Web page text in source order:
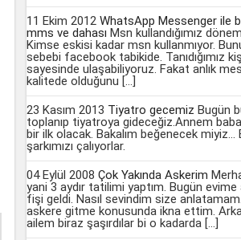
11 Ekim 2012 WhatsApp Messenger ile
mms ve dahası Msn kullandığımız
Kimse eskisi kadar msn kullanmıyor.
sebebi facebook tabikide. Tanıdığımız
sayesinde ulaşabiliyoruz. Fakat anlık
kalitede olduğunu […]
23 Kasım 2013 Tiyatro gecemiz Bugün
toplanıp tiyatroya gideceğiz.Annem
bir ilk olacak. Bakalım beğenecek miyiz...
şarkımızı çalıyorlar.
04 Eylül 2008 Çok Yakında Askerim
yani 3 aydır tatilimi yaptım. Bugün
fişi geldi. Nasıl sevindim size
askere gitme konusunda ikna ettim.
ailem biraz şaşırdılar bi o kadarda […]